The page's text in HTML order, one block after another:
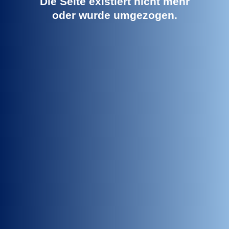
oder wurde umgezogen.